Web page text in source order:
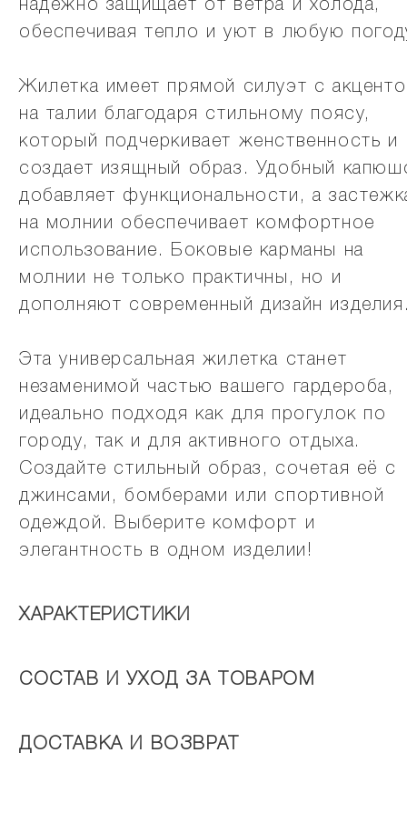
надежно защищает от ветра и холода,
обеспечивая тепло и уют в любую
Жилетка имеет прямой силуэт с
на талии благодаря стильному поясу,
который подчеркивает женственность и
создает изящный образ. Удобный
добавляет функциональности, а
на молнии обеспечивает комфортное
использование. Боковые карманы на
молнии не только практичны, но и
дополняют современный дизайн
Эта универсальная жилетка станет
незаменимой частью вашего гардероба,
идеально подходя как для прогулок по
городу, так и для активного отдыха.
Создайте стильный образ, сочетая её с
джинсами, бомберами или спортивной
одеждой. Выберите комфорт и
элегантность в одном изделии!
ХАРАКТЕРИСТИКИ
СОСТАВ И УХОД ЗА ТОВАРОМ
ДОСТАВКА И ВОЗВРАТ